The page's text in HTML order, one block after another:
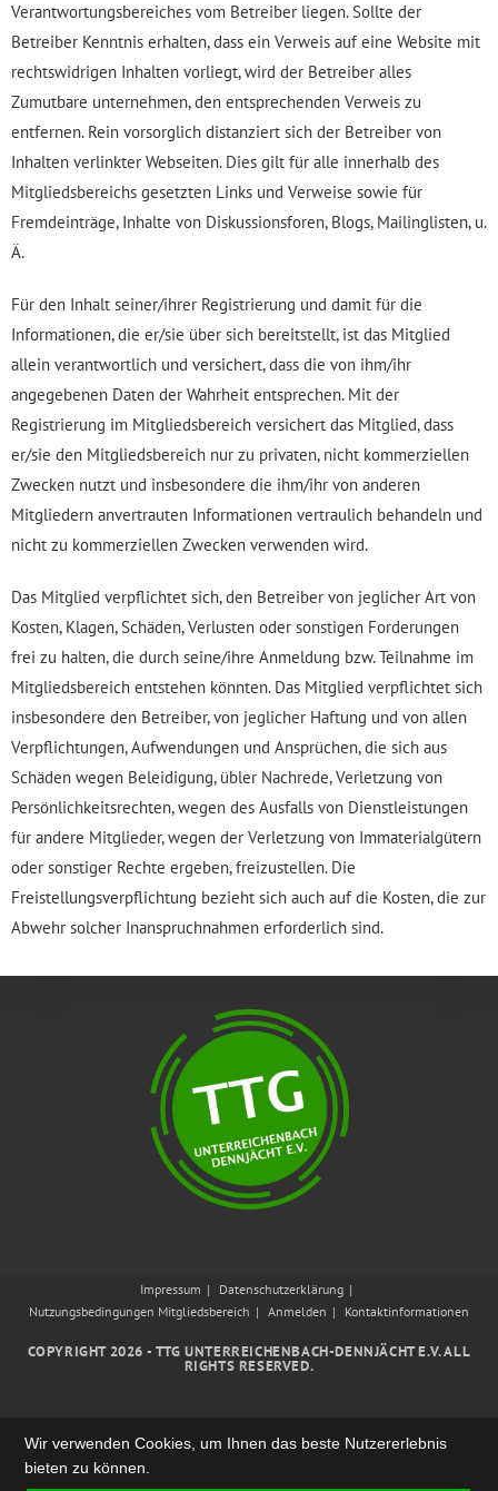
Verantwortungsbereiches vom Betreiber liegen. Sollte der
Betreiber Kenntnis erhalten, dass ein Verweis auf eine Website mit
rechtswidrigen Inhalten vorliegt, wird der Betreiber alles
Zumutbare unternehmen, den entsprechenden Verweis zu
entfernen. Rein vorsorglich distanziert sich der Betreiber von
Inhalten verlinkter Webseiten. Dies gilt für alle innerhalb des
Mitgliedsbereichs gesetzten Links und Verweise sowie für
Fremdeinträge, Inhalte von Diskussionsforen, Blogs, Mailinglisten, u.
Ä.
Für den Inhalt seiner/ihrer Registrierung und damit für die
Informationen, die er/sie über sich bereitstellt, ist das Mitglied
allein verantwortlich und versichert, dass die von ihm/ihr
angegebenen Daten der Wahrheit entsprechen. Mit der
Registrierung im Mitgliedsbereich versichert das Mitglied, dass
er/sie den Mitgliedsbereich nur zu privaten, nicht kommerziellen
Zwecken nutzt und insbesondere die ihm/ihr von anderen
Mitgliedern anvertrauten Informationen vertraulich behandeln und
nicht zu kommerziellen Zwecken verwenden wird.
Das Mitglied verpflichtet sich, den Betreiber von jeglicher Art von
Kosten, Klagen, Schäden, Verlusten oder sonstigen Forderungen
frei zu halten, die durch seine/ihre Anmeldung bzw. Teilnahme im
Mitgliedsbereich entstehen könnten. Das Mitglied verpflichtet sich
insbesondere den Betreiber, von jeglicher Haftung und von allen
Verpflichtungen, Aufwendungen und Ansprüchen, die sich aus
Schäden wegen Beleidigung, übler Nachrede, Verletzung von
Persönlichkeitsrechten, wegen des Ausfalls von Dienstleistungen
für andere Mitglieder, wegen der Verletzung von Immaterialgütern
oder sonstiger Rechte ergeben, freizustellen. Die
Freistellungsverpflichtung bezieht sich auch auf die Kosten, die zur
Abwehr solcher Inanspruchnahmen erforderlich sind.
Impressum
Datenschutzerklärung
Nutzungsbedingungen Mitgliedsbereich
Anmelden Kontaktinformationen
COPYRIGHT 2026 - TTG UNTERREICHENBACH-DENNJÄCHT E.V. ALL
RIGHTS RESERVED.
Wir verwenden Cookies, um Ihnen das beste Nutzererlebnis
bieten zu können.